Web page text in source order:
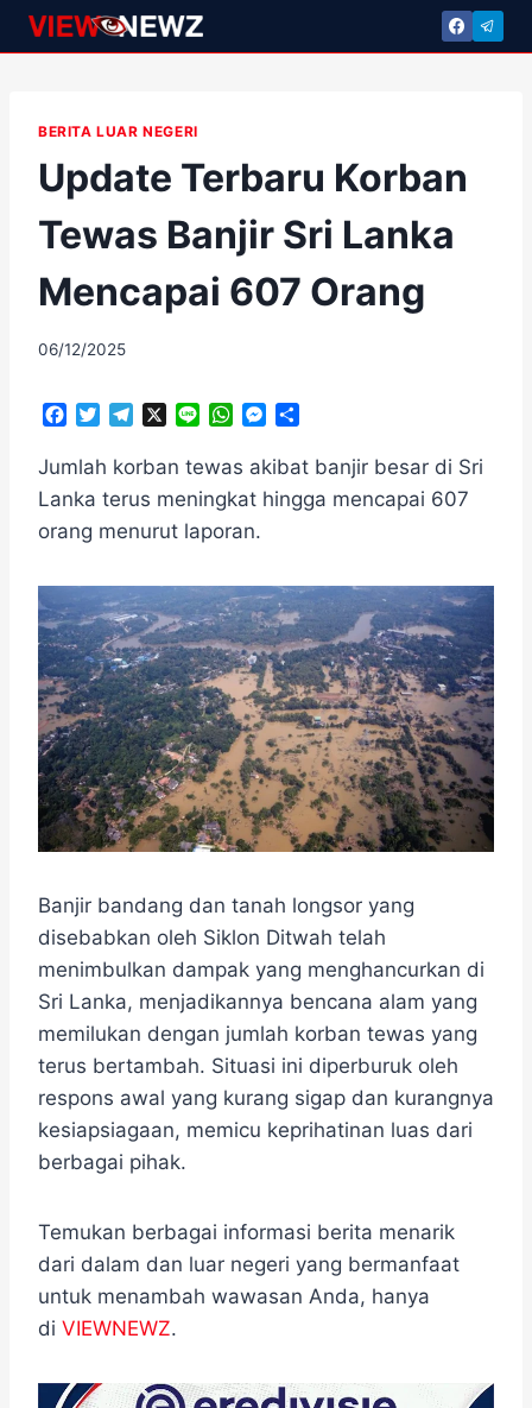
Skip
to
BERITA LUAR NEGERI
Update Terbaru Korban
Tewas Banjir Sri Lanka
Mencapai 607 Orang
By
06/12/2025
c
e
b
o
k
i
t
e
l
g
r
m
n
e
W
a
s
A
p
M
s
e
e
r
a
e
Jumlah korban tewas akibat banjir besar di Sri
Lanka terus meningkat hingga mencapai 607
orang menurut laporan.
​Banjir bandang dan tanah longsor yang
disebabkan oleh Siklon Ditwah telah
menimbulkan dampak yang menghancurkan di
Sri Lanka, menjadikannya bencana alam yang
memilukan dengan jumlah korban tewas yang
terus bertambah. ​Situasi ini diperburuk oleh
respons awal yang kurang sigap dan kurangnya
kesiapsiagaan, memicu keprihatinan luas dari
berbagai pihak.
Temukan berbagai informasi berita menarik
dari dalam dan luar negeri yang bermanfaat
untuk menambah wawasan Anda, hanya
di VIEWNEWZ.